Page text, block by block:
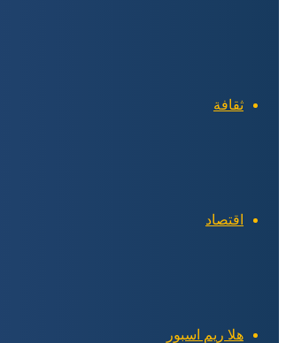
ثقافة
اقتصاد
هلا ريم اسبور